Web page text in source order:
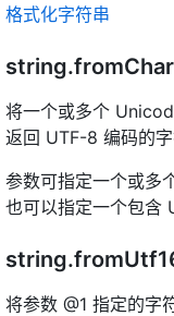
格式化字符串
将一个或多个
返回 UTF-8 编码的字
参数可指定一个或多
也可以指定一个包含
将参数 @1 指定的字